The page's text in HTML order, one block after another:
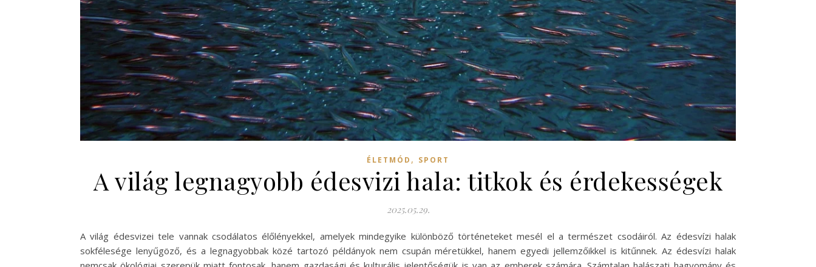
ÉLETMÓD , SPORT
A világ legnagyobb édesvizi hala: titkok és érdekességek
2025.05.29.
A világ édesvizei tele vannak csodálatos élőlényekkel, amelyek mindegyike különböző történeteket mesél el a természet csodáiról. Az édesvízi halak
sokfélesége lenyűgöző, és a legnagyobbak közé tartozó példányok nem csupán méretükkel, hanem egyedi jellemzőikkel is kitűnnek. Az édesvízi halak